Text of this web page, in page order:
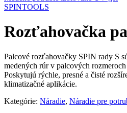
SPINTOOLS
Rozťahovačka
Palcové rozťahovačky SPIN rady S
medených rúr v palcových
Poskytujú rýchle, presné a čisté
klimatizačné aplikácie.
Kategórie: Náradie, Náradie pre